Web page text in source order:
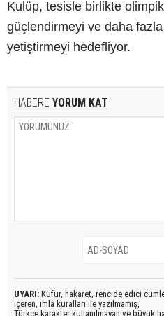
Kulüp, tesisle birlikte olimpik
güçlendirmeyi ve daha
yetiştirmeyi hedefliyor.
HABERE YORUM KAT
UYARI: Küfür, hakaret, rencide edici
içeren, imla kuralları ile yazılmamış,
Türkçe karakter kullanılmayan ve büyük